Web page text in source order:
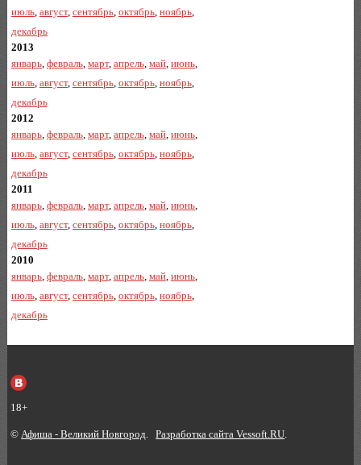
июль, август, сентябрь, октябрь, ноябрь,
декабрь
2013
январь, февраль, март, апрель, май, июнь,
июль, август, сентябрь, октябрь, ноябрь,
декабрь
2012
январь, февраль, март, апрель, май, июнь,
июль, август, сентябрь, октябрь, ноябрь,
декабрь
2011
январь, февраль, март, апрель, май, июнь,
июль, август, сентябрь, октябрь, ноябрь,
декабрь
2010
январь, февраль, март, апрель, май, июнь,
июль, август, сентябрь, октябрь, ноябрь,
декабрь
18+
© Афиша - Великий Новгород .Разработка сайта Vessoft.RU